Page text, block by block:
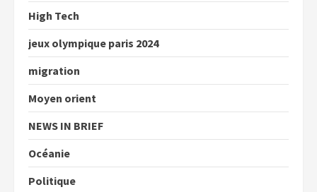
High Tech
jeux olympique paris 2024
migration
Moyen orient
NEWS IN BRIEF
Océanie
Politique